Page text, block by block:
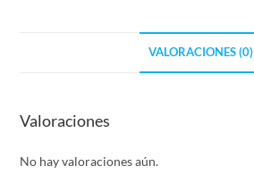
VALORACIONES (0)
Valoraciones
No hay valoraciones aún.